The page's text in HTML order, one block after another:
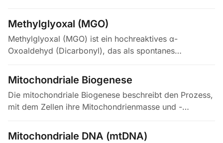
Endozytose, Phagozytose oder…
Methylglyoxal (MGO)
Methylglyoxal (MGO) ist ein hochreaktives α-
Oxoaldehyd (Dicarbonyl), das als spontanes
Phosphat-Eliminierung aus…
Mitochondriale Biogenese
Die mitochondriale Biogenese beschreibt den Prozess,
mit dem Zellen ihre Mitochondrienmasse und -
nuklearer und mitochondrialer Gene…
Mitochondriale DNA (mtDNA)